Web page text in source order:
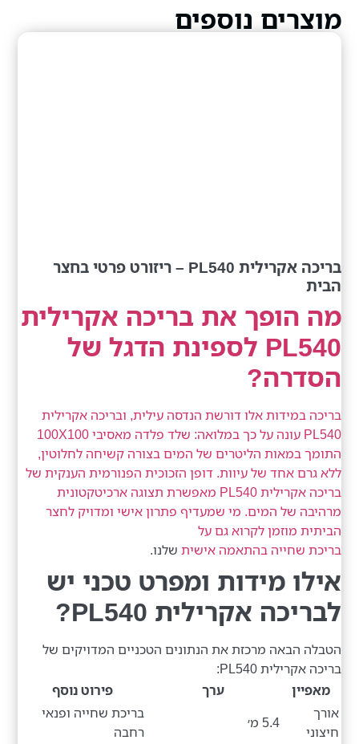
מוצרים נוספים
בריכה אקרילית PL540 – ריזורט פרטי בחצר
הבית
מה הופך את בריכה אקרילית
PL540 לספינת הדגל של
הסדרה?
בריכה במידות אלו דורשת הנדסה עילית, ובריכה אקרילית
PL540 עונה על כך במלואה: שלד פלדה מאסיבי 100X100
התומך במאות הליטרים של המים בצורה קשיחה לחלוטין,
ללא גרם אחד של עיוות. דופן הזכוכית הפנורמית הענקית של
בריכה אקרילית PL540 מאפשרת תצוגה ארכיטקטונית
מרהיבה של המים. מי שמעדיף פתרון אישי ומדויק לחצר
הביתית מוזמן לקרוא גם על
בריכת שחייה בהתאמה אישית שלנו.
אילו מידות ומפרט טכני יש
לבריכה אקרילית PL540?
הטבלה הבאה מרכזת את הנתונים הטכניים המדויקים של
בריכה אקרילית PL540:
מאפיין
ערך
פירוט נוסף
אורך
חיצוני
5.4 מ׳
בריכת שחייה ופנאי
רחבה